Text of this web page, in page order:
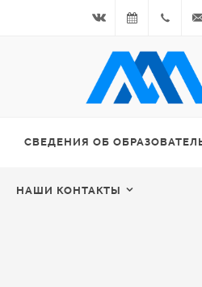
Вконтакте08.08.2026
- Чётная
+7
964
СВЕДЕНИЯ ОБ
НАШИ КОНТАКТЫ